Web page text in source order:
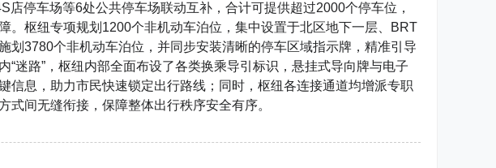
停车场等6处公共停车场联动互补，合计可提供超过2000个停车位，
。枢纽专项规划1200个非机动车泊位，集中设置于北区地下一层、BRT
划3780个非机动车泊位，并同步安装清晰的停车区域指示牌，精准引导
迷路”，枢纽内部全面布设了各类换乘导引标识，悬挂式导向牌与电子
信息，助力市民快速锁定出行路线；同时，枢纽各连接通道均增派专职
间无缝衔接，保障整体出行秩序安全有序。